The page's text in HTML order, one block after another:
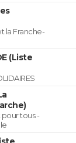
la Franche-
(Liste
tous -